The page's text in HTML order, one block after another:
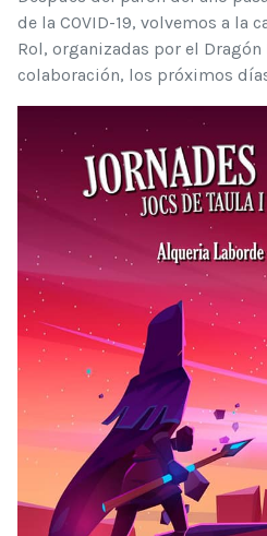
de la COVID-19, volvemos a la
Rol, organizadas por el Dragón
colaboración, los próximos